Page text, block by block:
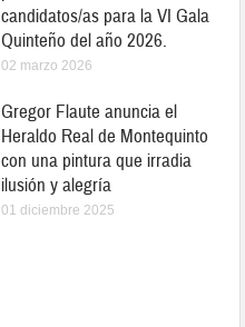
candidatos/as para la VI Gala
Quinteño del año 2026.
02 marzo 2026
Gregor Flaute anuncia el
Heraldo Real de Montequinto
con una pintura que irradia
ilusión y alegría
01 diciembre 2025